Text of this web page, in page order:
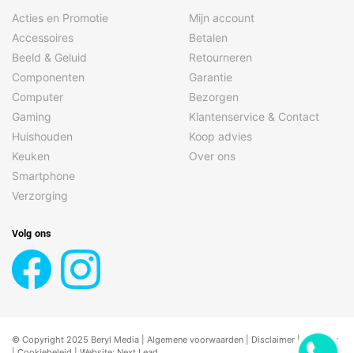
Acties en Promotie
Accessoires
Beeld & Geluid
Componenten
Computer
Gaming
Huishouden
Keuken
Smartphone
Verzorging
Mijn account
Betalen
Retourneren
Garantie
Bezorgen
Klantenservice & Contact
Koop advies
Over ons
Volg ons
© Copyright 2025 Beryl Media | Algemene voorwaarden Disclaimer | |Privacy